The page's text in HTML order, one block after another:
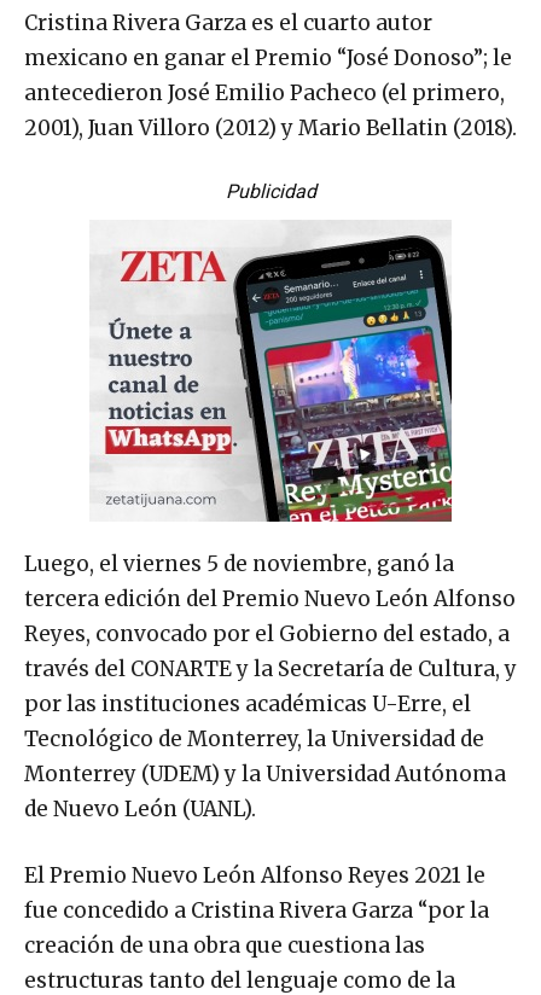
Cristina Rivera Garza es el cuarto autor
mexicano en ganar el Premio “José Donoso”; le
antecedieron José Emilio Pacheco (el primero,
2001), Juan Villoro (2012) y Mario Bellatin (2018).
Publicidad
Luego, el viernes 5 de noviembre, ganó la
tercera edición del Premio Nuevo León Alfonso
Reyes, convocado por el Gobierno del estado, a
través del CONARTE y la Secretaría de Cultura, y
por las instituciones académicas U-Erre, el
Tecnológico de Monterrey, la Universidad de
Monterrey (UDEM) y la Universidad Autónoma
de Nuevo León (UANL).
El Premio Nuevo León Alfonso Reyes 2021 le
fue concedido a Cristina Rivera Garza “por la
creación de una obra que cuestiona las
estructuras tanto del lenguaje como de la